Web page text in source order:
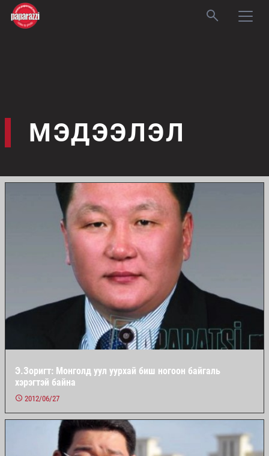
МЭДЭЭЛЭЛ
Э.Зоригт: Монголд уул уурхай биш ногоон байгаль
хэрэгтэй байна
2012/06/27